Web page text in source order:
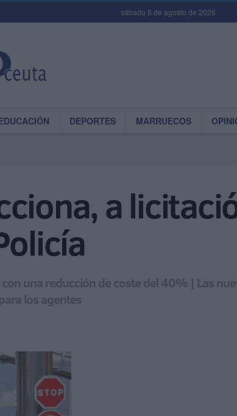
sábado 8 de agosto de 2026
DEPORTES MARRUECOS
a
una reducción de coste del 40% | Las
los agentes